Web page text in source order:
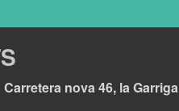
Carretera nova 46, la Garriga